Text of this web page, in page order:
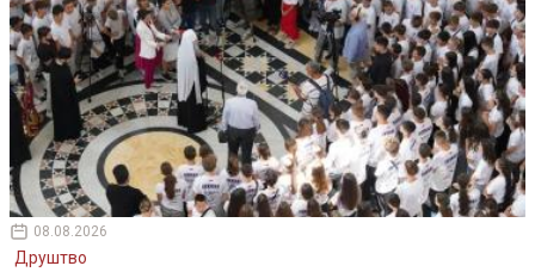
08.08.2026
Друштво